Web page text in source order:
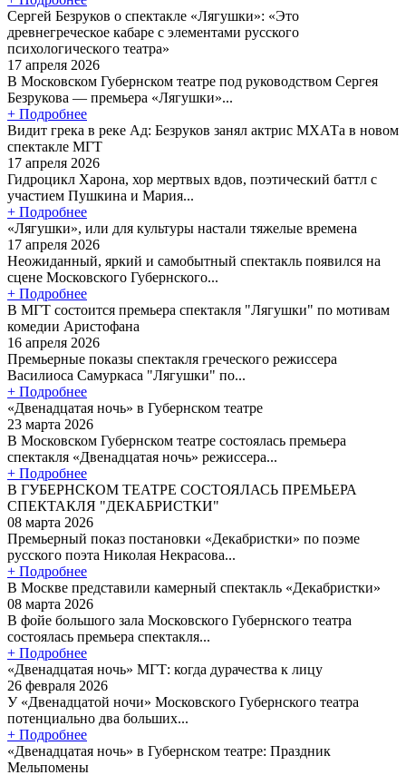
Сергей Безруков о спектакле «Лягушки»: «Это
древнегреческое кабаре с элементами русского
психологического театра»
17 апреля 2026
В Московском Губернском театре под руководством Сергея
Безрукова — премьера «Лягушки»...
+ Подробнее
Видит грека в реке Ад: Безруков занял актрис МХАТа в новом
спектакле МГТ
17 апреля 2026
Гидроцикл Харона, хор мертвых вдов, поэтический баттл с
участием Пушкина и Мария...
+ Подробнее
«Лягушки», или для культуры настали тяжелые времена
17 апреля 2026
Неожиданный, яркий и самобытный спектакль появился на
сцене Московского Губернского...
+ Подробнее
В МГТ состоится премьера спектакля "Лягушки" по мотивам
комедии Аристофана
16 апреля 2026
Премьерные показы спектакля греческого режиссера
Василиоса Самуркаса "Лягушки" по...
+ Подробнее
«Двенадцатая ночь» в Губернском театре
23 марта 2026
В Московском Губернском театре состоялась премьера
спектакля «Двенадцатая ночь» режиссера...
+ Подробнее
В ГУБЕРНСКОМ ТЕАТРЕ СОСТОЯЛАСЬ ПРЕМЬЕРА
СПЕКТАКЛЯ "ДЕКАБРИСТКИ"
08 марта 2026
Премьерный показ постановки «Декабристки» по поэме
русского поэта Николая Некрасова...
+ Подробнее
В Москве представили камерный спектакль «Декабристки»
08 марта 2026
В фойе большого зала Московского Губернского театра
состоялась премьера спектакля...
+ Подробнее
«Двенадцатая ночь» МГТ: когда дурачества к лицу
26 февраля 2026
У «Двенадцатой ночи» Московского Губернского театра
потенциально два больших...
+ Подробнее
«Двенадцатая ночь» в Губернском театре: Праздник
Мельпомены